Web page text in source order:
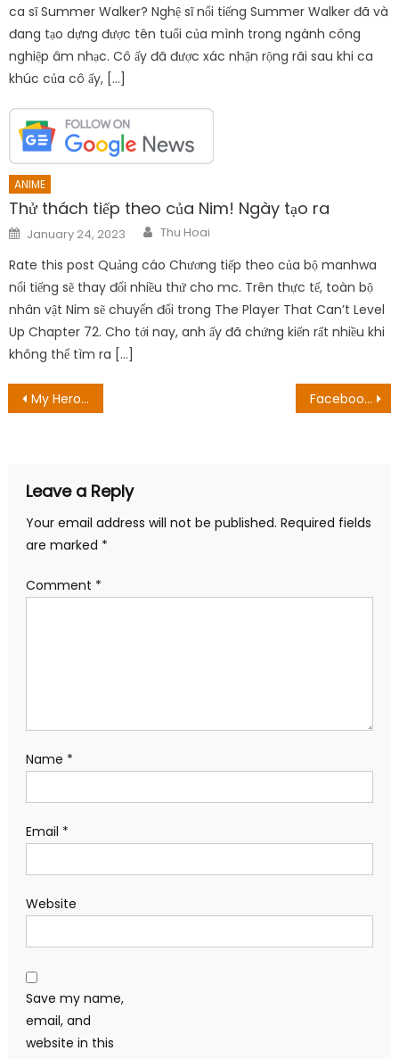
ca sĩ Summer Walker? Nghệ sĩ nổi tiếng Summer Walker đã và
đang tạo dựng được tên tuổi của mình trong ngành công
nghiệp âm nhạc. Cô ấy đã được xác nhận rộng rãi sau khi ca
khúc của cô ấy, […]
ANIME
Thử thách tiếp theo của Nim! Ngày tạo ra
Posted
on
January 24, 2023 Author
Thu Hoai
Rate this post Quảng cáo Chương tiếp theo của bộ manhwa
nổi tiếng sẽ thay đổi nhiều thứ cho mc. Trên thực tế, toàn bộ
nhân vật Nim sẽ chuyển đổi trong The Player That Can’t Level
Up Chapter 72. Cho tới nay, anh ấy đã chứng kiến ​​rất nhiều khi
không thể tìm ra […]
Post
My Hero Academia – Chương 359: Bước đi sau rốt của Bakugo Facebook tăng giá của một chiếc tai nghe VR giá cả phải chăng
Leave a Reply
Your email address will not be published. Required fields
are marked *
Comment *
Name *
Email *
Website
Save my name,
email, and
website in this